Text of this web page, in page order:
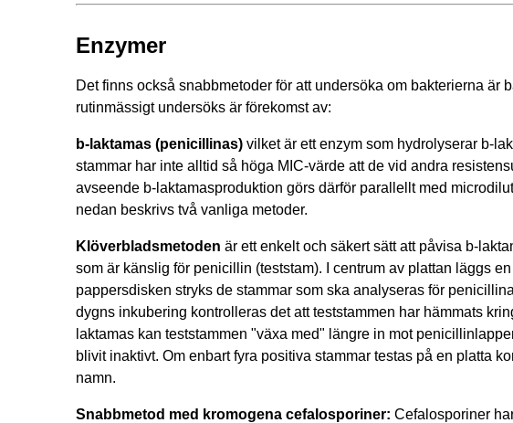
Enzymer
Det finns också snabbmetoder för att undersöka om bakterierna
rutinmässigt undersöks är förekomst av:
b-laktamas (penicillinas) vilket är ett enzym som hydrolyserar b-
stammar har inte alltid så höga MIC-värde att de vid andra
avseende b-laktamasproduktion görs därför parallellt med
nedan beskrivs två vanliga metoder.
Klöverbladsmetoden är ett enkelt och säkert sätt att påvisa b-
som är känslig för penicillin (teststam). I centrum av plattan läggs
pappersdisken stryks de stammar som ska analyseras för
dygns inkubering kontrolleras det att teststammen har hämmats
laktamas kan teststammen "växa med" längre in mot
blivit inaktivt. Om enbart fyra positiva stammar testas på en platta
namn.
Snabbmetod med kromogena cefalosporiner: Cefalosporiner